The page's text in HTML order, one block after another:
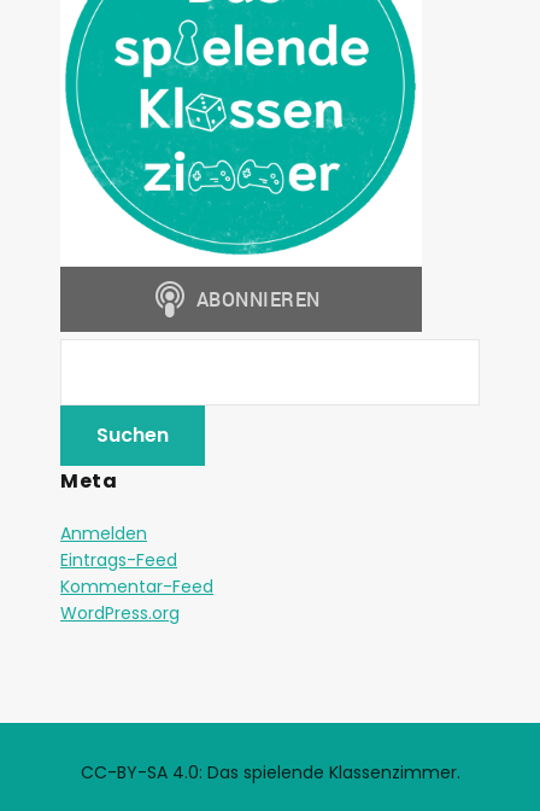
Meta
Anmelden
Eintrags-Feed
Kommentar-Feed
WordPress.org
CC-BY-SA 4.0: Das spielende Klassenzimmer.